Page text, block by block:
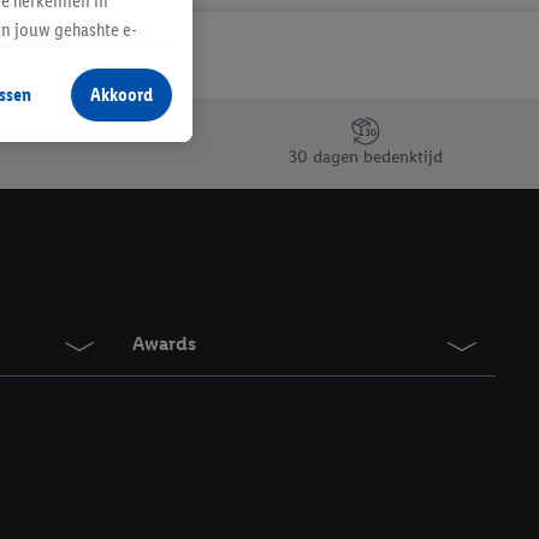
30 dagen bedenktijd
Awards
jouw gehashte e-
producten waarin je
te plaatsen
verschillende
kunnen worden
vergelijkbare
in te
Akkoord